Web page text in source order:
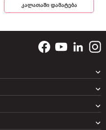
კალათაში დამატება